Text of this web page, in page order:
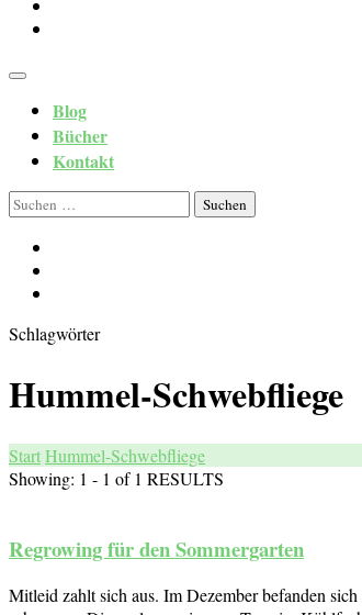
Blog
Bücher
Kontakt
Suchen
nach:
Schlagwörter
Hummel-Schwebfliege
StartHummel-Schwebfliege
Showing: 1 - 1 of 1 RESULTS
Regrowing für den Sommergarten
Mitleid zahlt sich aus. Im Dezember befanden